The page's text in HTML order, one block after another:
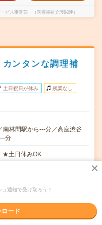
ビス事業部 （医療福祉介護関連）
カンタンな調理補
土日祝日が休み 残業なし
南林間駅から---分／高座渋谷
分
★土日休みOK
もちろんフルタイムシフ
ます7:00～16:…
ご相談ください！ ★急募
払い制度あり（月払いも選べ
了次第のお支払いとなりま
通知で受け取ろう！
ード